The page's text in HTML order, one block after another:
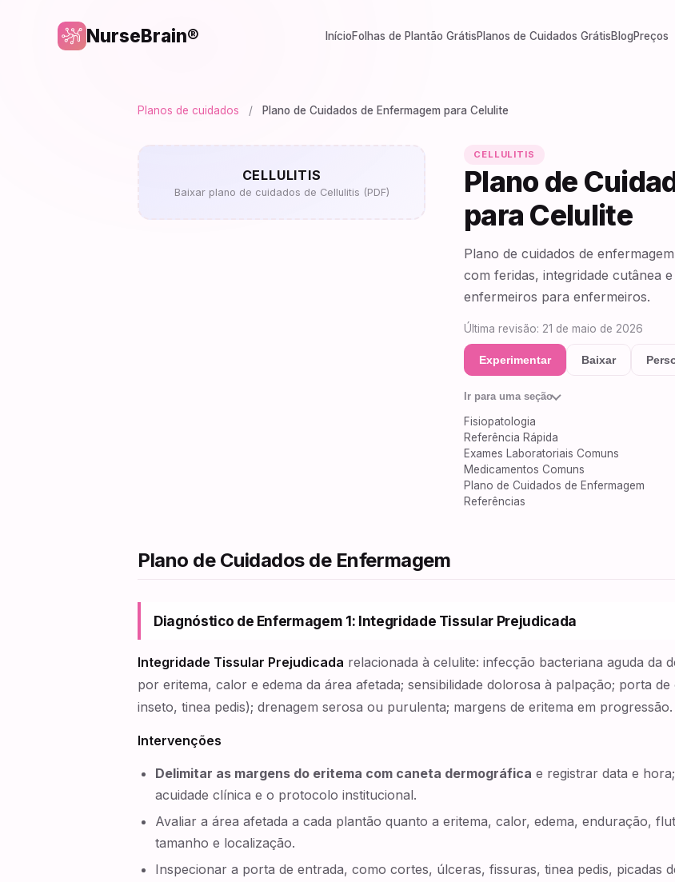
NurseBrain® InícioFolhas de Plantão GrátisPlanos de Cuidados GrátisBlogPreços
Planos de cuidados / Plano de Cuidados de Enfermagem para Celulite
CELLULITIS
Baixar plano de cuidados de Cellulitis (PDF)
CELLULITIS
Plano de
para Celulite
Plano de cuidados de
com feridas, integridade cutânea
enfermeiros para enfermeiros.
Última revisão: 21 de maio de 2026
Experimentar Baixar
Ir para uma seção
Fisiopatologia
Referência Rápida
Exames Laboratoriais Comuns
Medicamentos Comuns
Plano de Cuidados de Enfermagem
Referências
Plano de Cuidados de Enfermagem
Diagnóstico de Enfermagem 1: Integridade Tissular Prejudicada
Integridade Tissular Prejudicada relacionada à celulite: infecção bacteriana aguda da
por eritema, calor e edema da área afetada; sensibilidade dolorosa à palpação; porta
inseto, tinea pedis); drenagem serosa ou purulenta; margens de eritema em progressão.
Intervenções
Delimitar as margens do eritema com caneta dermográfica e registrar data e
acuidade clínica e o protocolo institucional.
Avaliar a área afetada a cada plantão quanto a eritema, calor, edema, enduração,
tamanho e localização.
Inspecionar a porta de entrada, como cortes, úlceras, fissuras, tinea pedis, picadas